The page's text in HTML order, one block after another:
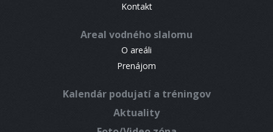
Kontakt
Areal vodného slalomu
O areáli
Prenájom
Kalendár podujatí a tréningov
Aktuality